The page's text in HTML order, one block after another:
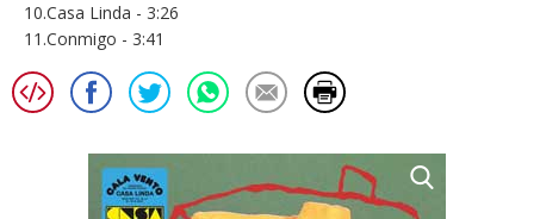
10.Casa Linda - 3:26
11.Conmigo - 3:41